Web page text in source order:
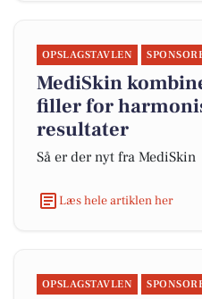
OPSLAGSTAVLEN
MediSkin
filler for
resultater
Så er der nyt fra MediSkin
Læs hele artiklen her
OPSLAGSTAVLEN